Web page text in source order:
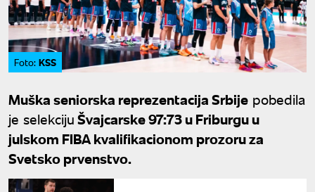
Foto: KSS
Muška seniorska reprezentacija Srbije pobedila
je selekcijuŠvajcarske 97:73 u Friburgu u
julskom FIBA kvalifikacionom prozoru za
Svetsko prvenstvo.